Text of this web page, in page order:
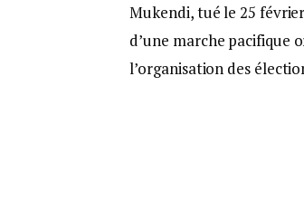
Mukendi, tué le 25
d’une marche pacifique
l’organisation des